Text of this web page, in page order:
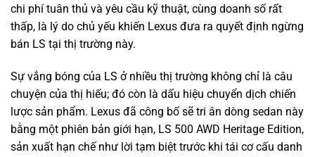
chi phí tuân thủ và yêu cầu kỹ thuật, cùng doanh số rất
thấp, là lý do chủ yếu khiến Lexus đưa ra quyết định ngừng
bán LS tại thị trường này.
Sự vắng bóng của LS ở nhiều thị trường không chỉ là câu
chuyện của thị hiếu; đó còn là dấu hiệu chuyển dịch chiến
lược sản phẩm. Lexus đã công bố sẽ tri ân dòng sedan này
bằng một phiên bản giới hạn, LS 500 AWD Heritage Edition,
sản xuất hạn chế như lời tạm biệt trước khi tái cơ cấu danh